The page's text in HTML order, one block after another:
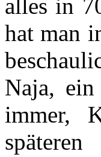
alles in
hat man
Naja,
immer,